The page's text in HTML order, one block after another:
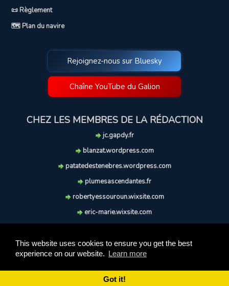
This website uses cookies to ensure you get the best
experience on our website. Learn more
Got it!
📜 Règlement
🗺️ Plan du navire
Rejoignez-nous sur Bluesky
Chaîne YouTube du Galion
CHEZ LES MEMBRES DE LA RÉDACTION
jc.gapdy.fr
blanzat.wordpress.com
patatedestenebres.wordpress.com
plumesascendantes.fr
robertyessouroun.wixsite.com
eric-marie.wixsite.com
soufflereve.blogspot.com
Ce site est réalisé et maintenu avec coeur et passion.